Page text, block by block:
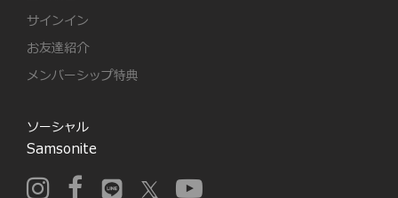
サインイン
お友達紹介
メンバーシップ特典
ソーシャル
Samsonite